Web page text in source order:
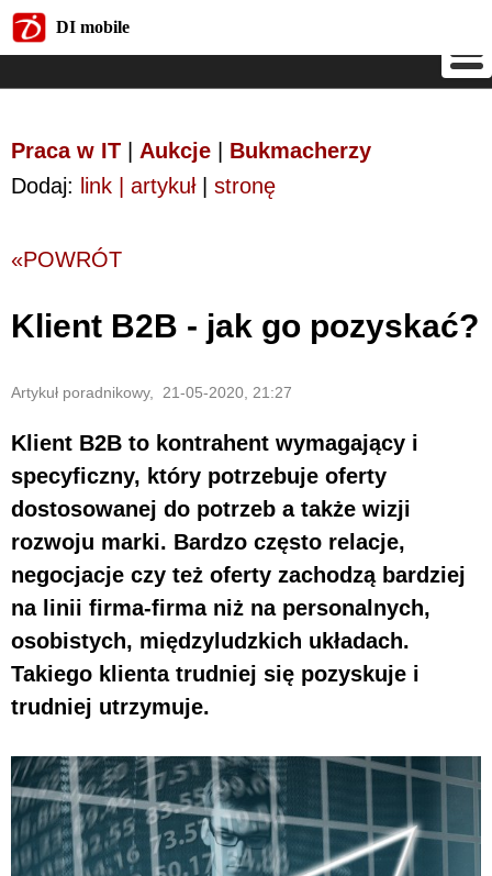
DI mobile
Praca w IT Aukcje
Bukmacherzy
Dodaj: link | artykuł| stronę
«POWRÓT
Klient B2B - jak go pozyskać?
Artykuł poradnikowy, 21-05-2020, 21:27
Klient B2B to kontrahent wymagający i
specyficzny, który potrzebuje oferty
dostosowanej do potrzeb a także wizji
rozwoju marki. Bardzo często relacje,
negocjacje czy też oferty zachodzą bardziej
na linii firma-firma niż na personalnych,
osobistych, międzyludzkich układach.
Takiego klienta trudniej się pozyskuje i
trudniej utrzymuje.
DI mobile